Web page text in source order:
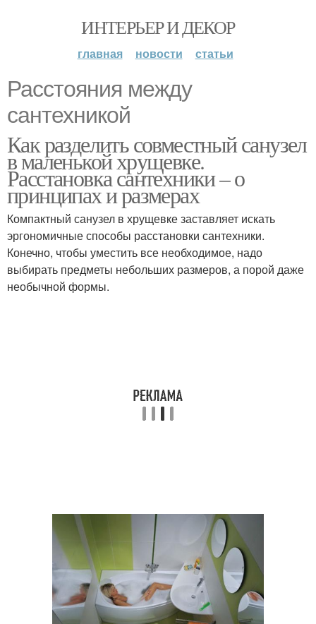
ИНТЕРЬЕР И ДЕКОР
главная новости статьи
Расстояния между
сантехникой
Как разделить совместный санузел
в маленькой хрущевке.
Расстановка сантехники – о
принципах и размерах
Компактный санузел в хрущевке заставляет искать
эргономичные способы расстановки сантехники.
Конечно, чтобы уместить все необходимое, надо
выбирать предметы небольших размеров, а порой даже
необычной формы.